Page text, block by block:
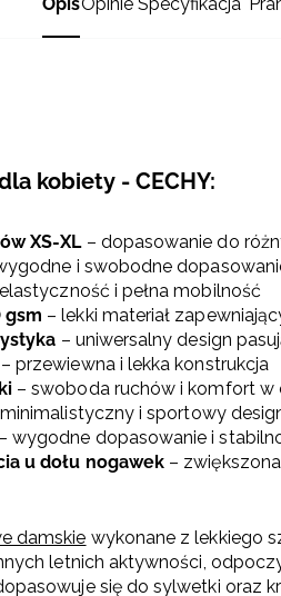
OpisOpinie Specyfikacja
kobiety - CECHY:
XS-XL– dopasowanie do
i swobodne
i pełna mobilność
gsm – lekki materiał
– uniwersalny design
przewiewna i lekka konstrukcja
– swoboda ruchów i komfort w
i sportowy
wygodne dopasowanie i
u dołu nogawek –
damskie wykonane z lekkiego
letnich aktywności,
się do sylwetki oraz